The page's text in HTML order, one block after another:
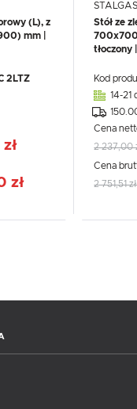
(L), z
mm |
2LTZ
zł
Stół ze
tłoczony
Kod
14-21
Cena
2 237,00
Cena
2 751,51 zł